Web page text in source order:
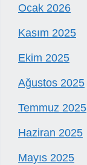
Ocak 2026
Kasım 2025
Ekim 2025
Ağustos 2025
Temmuz 2025
Haziran 2025
Mayıs 2025